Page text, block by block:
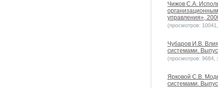
Чижов С.А.
управления»,
(просмотров:
Чубаров И.В.
системами.
(просмотров: 9684,
Ярковой С.В.
системами.